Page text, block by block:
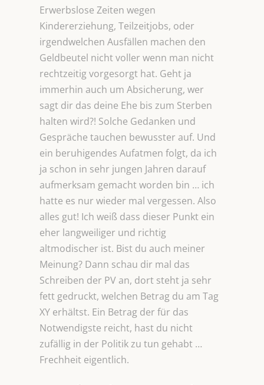
Erwerbslose Zeiten wegen
Kindererziehung, Teilzeitjobs, oder
irgendwelchen Ausfällen machen den
Geldbeutel nicht voller wenn man nicht
rechtzeitig vorgesorgt hat. Geht ja
immerhin auch um Absicherung, wer
sagt dir das deine Ehe bis zum Sterben
halten wird?! Solche Gedanken und
Gespräche tauchen bewusster auf. Und
ein beruhigendes Aufatmen folgt, da ich
ja schon in sehr jungen Jahren darauf
aufmerksam gemacht worden bin … ich
hatte es nur wieder mal vergessen. Also
alles gut! Ich weiß dass dieser Punkt ein
eher langweiliger und richtig
altmodischer ist. Bist du auch meiner
Meinung? Dann schau dir mal das
Schreiben der PV an, dort steht ja sehr
fett gedruckt, welchen Betrag du am Tag
XY erhältst. Ein Betrag der für das
Notwendigste reicht, hast du nicht
zufällig in der Politik zu tun gehabt …
Frechheit eigentlich.